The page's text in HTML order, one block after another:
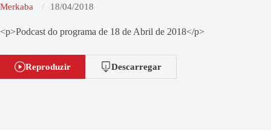
Merkaba 18/04/2018
<p>Podcast do programa de 18 de Abril de 2018</p>
Reproduzir Descarregar